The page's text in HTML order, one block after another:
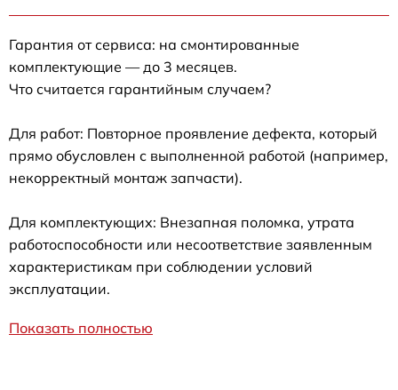
Гарантия от сервиса: на смонтированные
комплектующие — до 3 месяцев.
Что считается гарантийным случаем?
Для работ: Повторное проявление дефекта, который
прямо обусловлен с выполненной работой (например,
некорректный монтаж запчасти).
Для комплектующих: Внезапная поломка, утрата
работоспособности или несоответствие заявленным
характеристикам при соблюдении условий
эксплуатации.
Показать полностью